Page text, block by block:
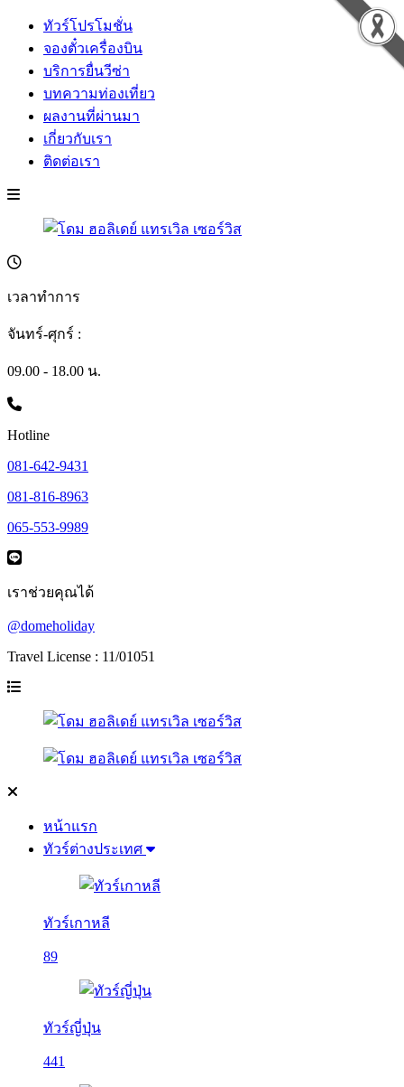
ทัวร์โปรโมชั่น
จองตั๋วเครื่องบิน
บริการยื่นวีซ่า
บทความท่องเที่ยว
ผลงานที่ผ่านมา
เกี่ยวกับเรา
ติดต่อเรา
เวลาทำการ
จันทร์-ศุกร์ :
09.00 - 18.00 น.
Hotline
081-642-9431
081-816-8963
065-553-9989
เราช่วยคุณได้
@domeholiday
Travel License : 11/01051
หน้าแรก
ทัวร์ต่างประเทศ
ทัวร์เกาหลี
89
ทัวร์ญี่ปุ่น
441